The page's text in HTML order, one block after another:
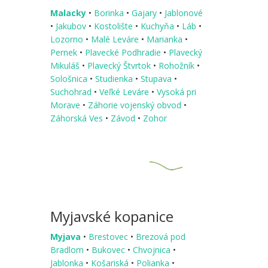
Malacky • Borinka • Gajary • Jablonové
• Jakubov • Kostolište • Kuchyňa • Láb •
Lozorno • Malé Leváre • Marianka •
Pernek • Plavecké Podhradie • Plavecký
Mikuláš • Plavecký Štvrtok • Rohožník •
Sološnica • Studienka • Stupava •
Suchohrad • Veľké Leváre • Vysoká pri
Morave • Záhorie vojenský obvod •
Záhorská Ves • Závod • Zohor
Myjavské kopanice
Myjava • Brestovec • Brezová pod
Bradlom • Bukovec • Chvojnica •
Jablonka • Košariská • Polianka •